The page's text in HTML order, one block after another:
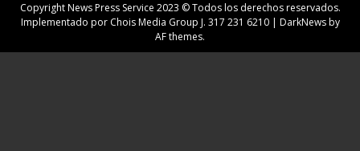
Copyright News Press Service 2023 © Todos los derechos reservados.
Implementado por Chois Media Group J. 317 231 6210 | DarkNewsby
AF themes.